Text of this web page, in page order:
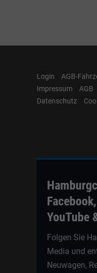
Login
AGB-
Impressum
AGB
Datenschutz
YouTube
Folgen Sie
Media und
Neuwagen,